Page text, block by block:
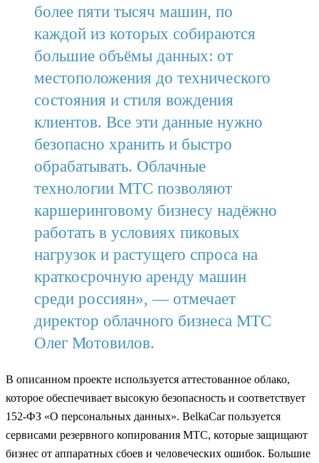
более пяти тысяч машин, по
каждой из которых собираются
большие объёмы данных: от
местоположения до технического
состояния и стиля вождения
клиентов. Все эти данные нужно
безопасно хранить и быстро
обрабатывать. Облачные
технологии МТС позволяют
каршеринговому бизнесу надёжно
работать в условиях пиковых
нагрузок и растущего спроса на
краткосрочную аренду машин
среди россиян», — отмечает
директор облачного бизнеса МТС
Олег Мотовилов.
В описанном проекте используется аттестованное облако,
которое обеспечивает высокую безопасность и соответствует
152-ФЗ «О персональных данных». BelkaCar пользуется
сервисами резервного копирования МТС, которые защищают
бизнес от аппаратных сбоев и человеческих ошибок. Большие